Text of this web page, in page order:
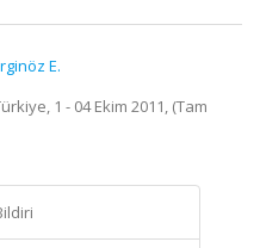
E.
1 - 04 Ekim 2011, (Tam